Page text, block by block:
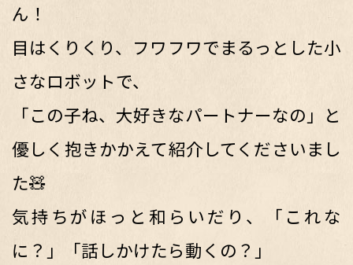
ん！
目はくりくり、フワフワでまるっとした小
さなロボットで、
「この子ね、大好きなパートナーなの」と
優しく抱きかかえて紹介してくださいまし
た🧸
気持ちがほっと和らいだり、「これな
に？」「話しかけたら動くの？」